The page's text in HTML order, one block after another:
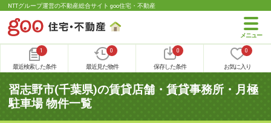
NTTグループ運営の不動産総合サイト goo住宅・不動産
1
最近検索した条件
0
最近見た物件
0
保存した条件
0
お気に入り
習志野市(千葉県)の賃貸店舗・賃貸事務所・月極
駐車場 物件一覧